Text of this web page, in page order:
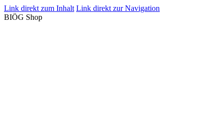
Link direkt zum Inhalt Link direkt zur Navigation
BIÖG Shop